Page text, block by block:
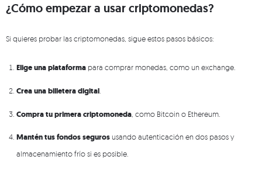
¿Cómo empezar a usar criptomonedas?
Si quieres probar las criptomonedas, sigue estos pasos básicos:
Elige una plataformapara comprar monedas, como un exchange.
Crea una billetera digital.
Compra tu primera criptomoneda, como Bitcoin o Ethereum.
Mantén tus fondos segurosusando autenticación en dos pasos y
almacenamiento frío si es posible.